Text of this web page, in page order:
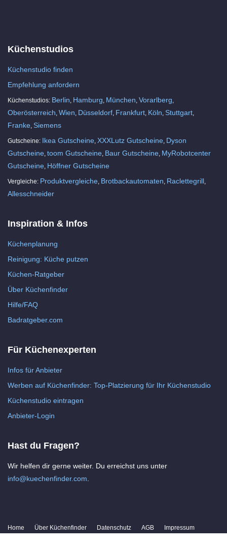
Küchenstudios
Küchenstudio finden
Empfehlung anfordern
Küchenstudios: Berlin Hamburg München Vorarlberg
Oberösterreich Wien Düsseldorf Frankfurt Köln Stuttgart
Franke Siemens
Gutscheine: Ikea Gutscheine XXXLutz Gutscheine Dyson
Gutscheine toom Gutscheine Baur Gutscheine MyRobotcenter
Gutscheine Höffner Gutscheine
Vergleiche: Produktvergleiche Brotbackautomaten Raclettegrill
Allesschneider
Inspiration & Infos
Küchenplanung
Reinigung: Küche putzen
Küchen-Ratgeber
Über Küchenfinder
Hilfe/FAQ
Badratgeber.com
Für Küchenexperten
Infos für Anbieter
Werben auf Küchenfinder: Top-Platzierung für Ihr Küchenstudio
Küchenstudio eintragen
Anbieter-Login
Hast du Fragen?
Wir helfen dir gerne weiter. Du erreichst uns unter
info@kuechenfinder.com
Home Über Küchenfinder Datenschutz AGB Impressum